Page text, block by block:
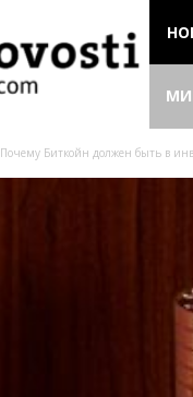
Почему Биткойн должен быть в